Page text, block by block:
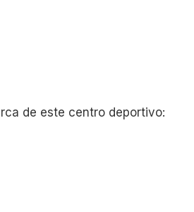
de este centro deportivo: